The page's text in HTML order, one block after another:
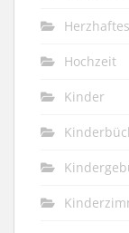
Herzhaftes
Hochzeit
Kinder